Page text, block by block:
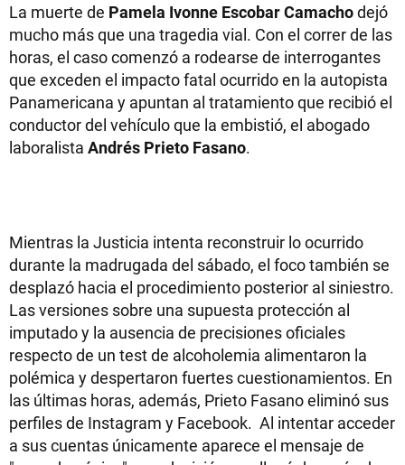
La muerte de Pamela Ivonne Escobar Camachodejó
mucho más que una tragedia vial. Con el correr de las
horas, el caso comenzó a rodearse de interrogantes
que exceden el impacto fatal ocurrido en la autopista
Panamericana y apuntan al tratamiento que recibió el
conductor del vehículo que la embistió, el abogado
laboralista Andrés Prieto Fasano.
Mientras la Justicia intenta reconstruir lo ocurrido
durante la madrugada del sábado, el foco también se
desplazó hacia el procedimiento posterior al siniestro.
Las versiones sobre una supuesta protección al
imputado y la ausencia de precisiones oficiales
respecto de un test de alcoholemia alimentaron la
polémica y despertaron fuertes cuestionamientos. En
las últimas horas, además, Prieto Fasano eliminó sus
perfiles de Instagram y Facebook. Al intentar acceder
a sus cuentas únicamente aparece el mensaje de